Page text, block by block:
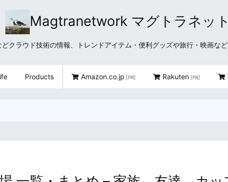
Magtranetwork マグトラネッ
クラウド技術の情報、トレンドアイテム・便利グッズや旅行・映画な
Products Amazon.co.jp [PR] Rakuten [PR]